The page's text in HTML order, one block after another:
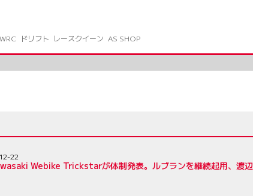
ドリフト レースクイーン AS SHOP
Webike Trickstarが体制発表。ルブランを継続起用、渡
22